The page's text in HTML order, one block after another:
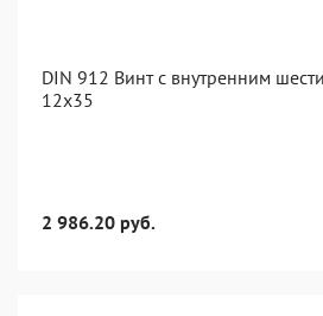
DIN 912 Винт с внутренним
12х35
2 986.20 руб.